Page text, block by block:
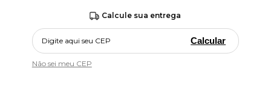
Calcule sua entrega
Calcular
Não sei meu CEP